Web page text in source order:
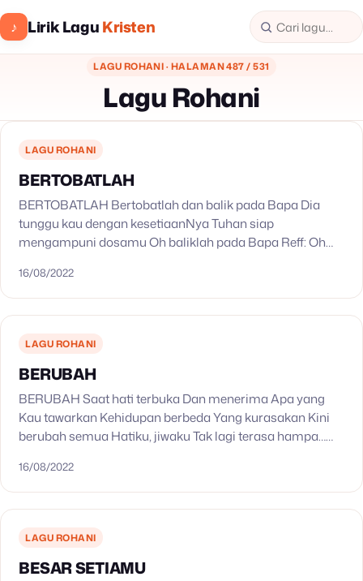
♪ Lirik LaguKristen
LAGU ROHANI · HALAMAN 487 / 531
Lagu Rohani
LAGU ROHANI
BERTOBATLAH
BERTOBATLAH Bertobatlah dan balik pada Bapa Dia
tunggu kau dengan kesetiaanNya Tuhan siap
mengampuni dosamu Oh baliklah pada Bapa Reff: Oh
tunggu kepadamu Oh…
16/08/2022
LAGU ROHANI
BERUBAH
BERUBAH Saat hati terbuka Dan menerima Apa yang
Kau tawarkan Kehidupan berbeda Yang kurasakan Kini
berubah semua Hatiku, jiwaku Tak lagi terasa hampa…
16/08/2022
LAGU ROHANI
BESAR SETIAMU